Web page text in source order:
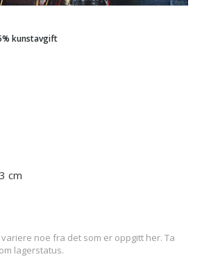
kunstavgift
cm
noe fra det som er oppgitt her. Ta
lagerstatus.